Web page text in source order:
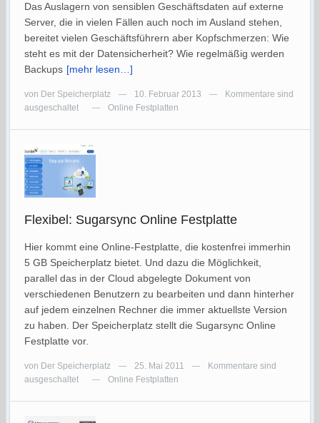
Das Auslagern von sensiblen Geschäftsdaten auf externe
Server, die in vielen Fällen auch noch im Ausland stehen,
bereitet vielen Geschäftsführern aber Kopfschmerzen: Wie
steht es mit der Datensicherheit? Wie regelmäßig werden
Backups [mehr lesen…]
von Der Speicherplatz — 10. Februar 2013 —
Kommentare sind
ausgeschaltet
— Online Festplatten
Flexibel: Sugarsync Online Festplatte
Hier kommt eine Online-Festplatte, die kostenfrei immerhin
5 GB Speicherplatz bietet. Und dazu die Möglichkeit,
parallel das in der Cloud abgelegte Dokument von
verschiedenen Benutzern zu bearbeiten und dann hinterher
auf jedem einzelnen Rechner die immer aktuellste Version
zu haben. Der Speicherplatz stellt die Sugarsync Online
Festplatte vor.
von Der Speicherplatz — 25. Mai 2011 —
Kommentare sind
ausgeschaltet
— Online Festplatten